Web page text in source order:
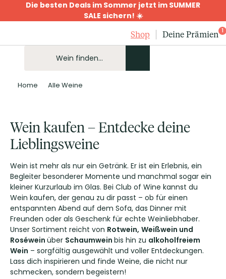
Die besten Deals im Sommer jetzt im SUMMER
SALE sichern! ☀️
Shop
Deine Prämien 1
Home Alle Weine
Wein kaufen – Entdecke deine
Lieblingsweine
Wein ist mehr als nur ein Getränk. Er ist ein Erlebnis, ein
Begleiter besonderer Momente und manchmal sogar ein
kleiner Kurzurlaub im Glas. Bei Club of Wine kannst du
Wein kaufen, der genau zu dir passt – ob für einen
entspannten Abend auf dem Sofa, das Dinner mit
Freunden oder als Geschenk für echte Weinliebhaber.
Unser Sortiment reicht von Rotwein, Weißwein und
Roséwein über Schaumwein bis hin zu alkoholfreiem
Wein – sorgfältig ausgewählt und voller Entdeckungen.
Lass dich inspirieren und finde Weine, die nicht nur
schmecken, sondern begeistern!